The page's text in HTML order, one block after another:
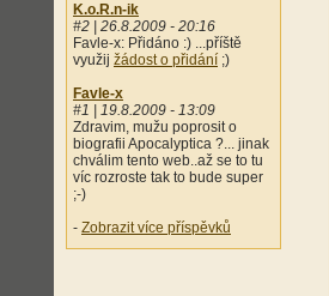
K.o.R.n-ik
#2 | 26.8.2009 - 20:16
Favle-x: Přidáno :) ...příště
využij žádost o přidání ;)
Favle-x
#1 | 19.8.2009 - 13:09
Zdravim, mužu poprosit o
biografii Apocalyptica ?... jinak
chválim tento web..až se to tu
víc rozroste tak to bude super
;-)
- Zobrazit více příspěvků